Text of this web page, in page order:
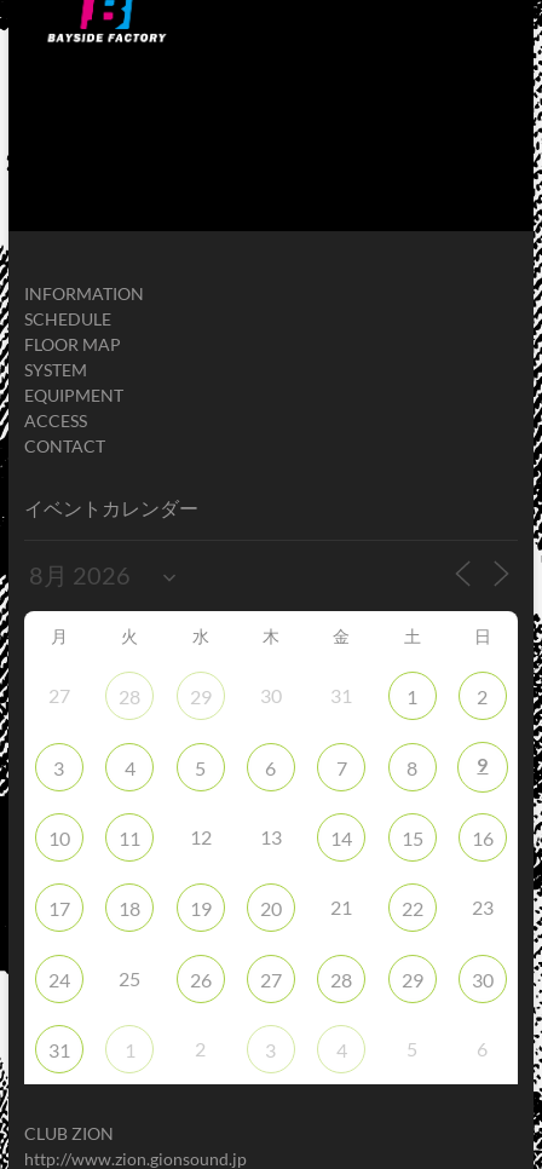
INFORMATION
SCHEDULE
FLOOR MAP
SYSTEM
EQUIPMENT
ACCESS
CONTACT
イベントカレンダー
月 火 水 木 金 土 日
27 28 29 30 31 1 2
3 4 5 6 7 8 9
10 11 12 13 14 15 16
17 18 19 20 21 22 23
24 25 26 27 28 29 30
31 1 2 3 4 5 6
CLUB ZION
http://www.zion.gionsound.jp